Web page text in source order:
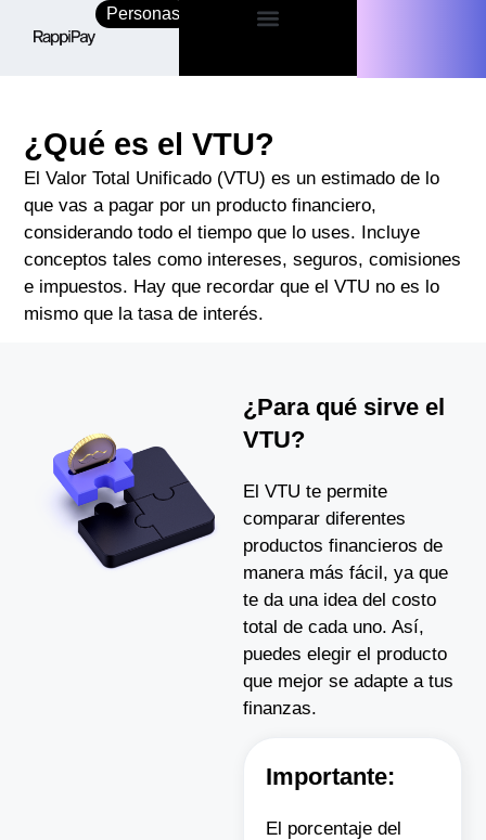
Personas Empresas
¿Qué es el VTU?
El Valor Total Unificado (VTU) es un estimado de lo
que vas a pagar por un producto financiero,
considerando todo el tiempo que lo uses. Incluye
conceptos tales como intereses, seguros, comisiones
e impuestos. Hay que recordar que el VTU no es lo
mismo que la tasa de interés.
¿Para qué sirve el
VTU?
El VTU te permite
comparar diferentes
productos financieros de
manera más fácil, ya que
te da una idea del costo
total de cada uno. Así,
puedes elegir el producto
que mejor se adapte a tus
finanzas.
Importante:
El porcentaje del